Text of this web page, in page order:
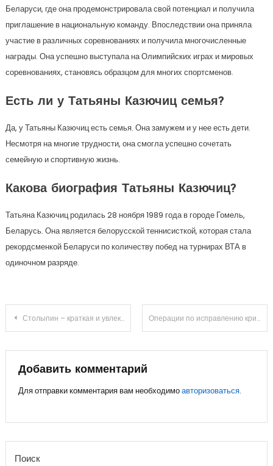
Беларуси, где она продемонстрировала свой потенциал и получила
приглашение в национальную команду. Впоследствии она приняла
участие в различных соревнованиях и получила многочисленные
награды. Она успешно выступала на Олимпийских играх и мировых
соревнованиях, становясь образцом для многих спортсменов.
Есть ли у Татьяны Казючиц семья?
Да, у Татьяны Казючиц есть семья. Она замужем и у нее есть дети.
Несмотря на многие трудности, она смогла успешно сочетать
семейную и спортивную жизнь.
Какова биография Татьяны Казючиц?
Татьяна Казючиц родилась 28 ноября 1989 года в городе Гомель,
Беларусь. Она является белорусской теннисисткой, которая стала
рекордсменкой Беларуси по количеству побед на турнирах ВТА в
одиночном разряде.
Навигация
по
записям
Столыпин – краткая и увлекательная биография реформатора Российской империи Операции по исправлению кривизны ног и увеличению роста
Добавить комментарий
Для отправки комментария вам необходимоавторизоваться.
Поиск